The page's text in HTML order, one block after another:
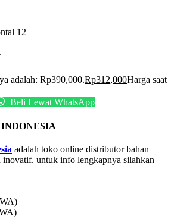
adalah: Rp390,000.Rp312,000Harga saat
Beli Lewat WhatsApp
adalah toko online distributor bahan
inovatif. untuk info lengkapnya silahkan